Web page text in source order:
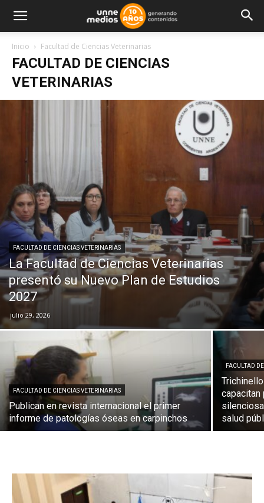
Inicio Facultad de Ciencias Veterinarias
FACULTAD DE CIENCIAS
VETERINARIAS
FACULTAD DE CIENCIAS VETERINARIAS
La Facultad de Ciencias Veterinarias
presentó su Nuevo Plan de Estudios
2027
julio 29, 2026
FACULTAD DE CIENCIAS VETERINARIAS
Publican en revista internacional el primer
informe de patologías óseas en carpinchos
FACULTAD
capacitan
salud